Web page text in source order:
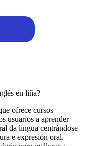
en liña?
ofrece cursos
usuarios a aprender
da lingua centrándose
e expresión oral.